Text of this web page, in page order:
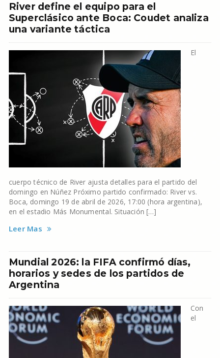
River define el equipo para el
Superclásico ante Boca: Coudet analiza
una variante táctica
El
cuerpo técnico de River ajusta detalles para el partido del
domingo en Núñez Próximo partido confirmado: River vs.
Boca, domingo 19 de abril de 2026, 17:00 (hora argentina),
en el estadio Más Monumental. Situación […]
Leer Mas
Mundial 2026: la FIFA confirmó días,
horarios y sedes de los partidos de
Argentina
Con
el